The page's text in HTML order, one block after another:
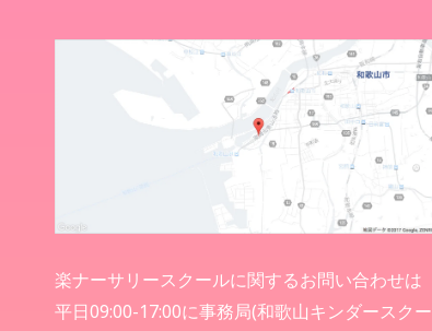
楽ナーサリースクールに関するお問い合わせは
平日09:00-17:00に事務局(和歌山キンダースクー